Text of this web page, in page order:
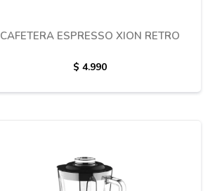
CAFETERA ESPRESSO XION RETRO
$ 4.990